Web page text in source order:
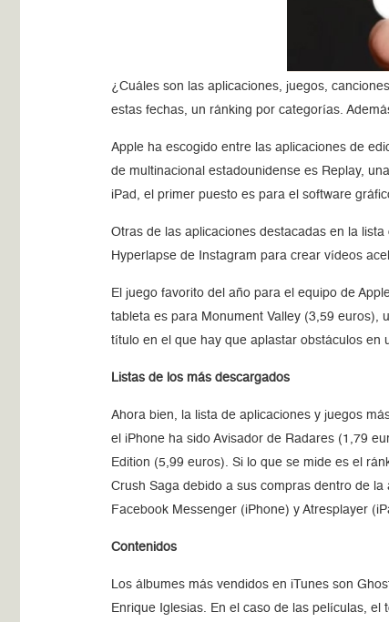
¿Cuáles son las aplicaciones, juegos,
estas fechas, un ránking por categorías.
Apple ha escogido entre las aplicaciones de
de multinacional estadounidense es Replay,
iPad, el primer puesto es para el software
Otras de las aplicaciones destacadas en la
Hyperlapse de Instagram para crear vídeos
El juego favorito del año para el equipo de
tableta es para Monument Valley (3,59 euros),
título en el que hay que aplastar obstáculos en
Listas de los más descargados
Ahora bien, la lista de aplicaciones y juegos
el iPhone ha sido Avisador de Radares (1,79
Edition (5,99 euros). Si lo que se mide es el
Crush Saga debido a sus compras dentro de
Facebook Messenger (iPhone) y Atresplayer
Contenidos
Los álbumes más vendidos en iTunes son
Enrique Iglesias. En el caso de las películas,